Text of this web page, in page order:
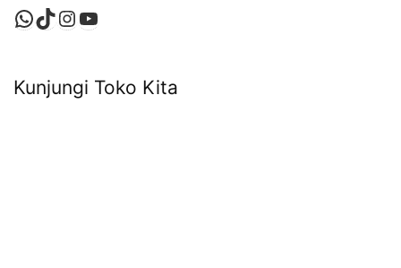
WhatsApp
TikTok
Instagram
YouTube
Kunjungi Toko Kita